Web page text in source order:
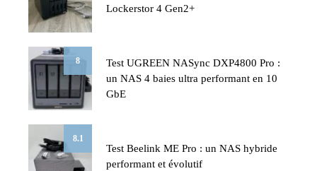
Lockerstor 4 Gen2+
8
Test UGREEN NASync DXP4800 Pro :
un NAS 4 baies ultra performant en 10
GbE
8.1
Test Beelink ME Pro : un NAS hybride
performant et évolutif